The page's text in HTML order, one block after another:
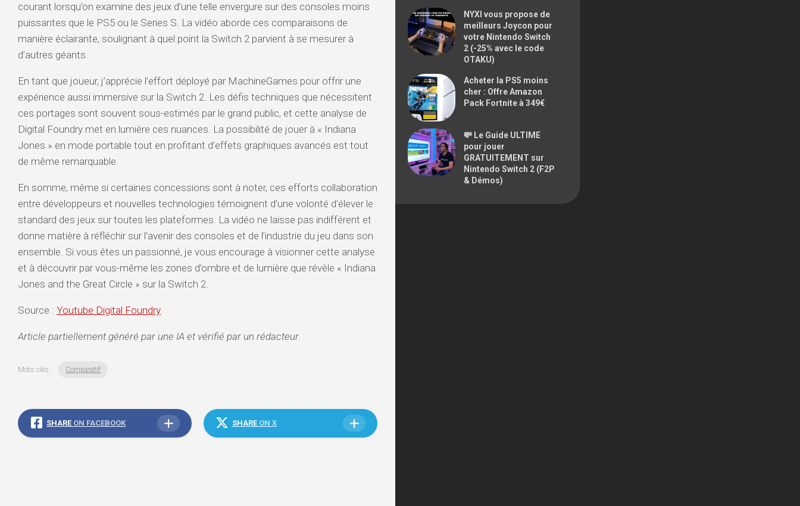
courant lorsqu’on examine des jeux d’une telle envergure sur des consoles moins
puissantes que le PS5 ou le Series S. La vidéo aborde ces comparaisons de
manière éclairante, soulignant à quel point la Switch 2 parvient à se mesurer à
d’autres géants.
En tant que joueur, j’apprécie l’effort déployé par MachineGames pour offrir une
expérience aussi immersive sur la Switch 2. Les défis techniques que nécessitent
ces portages sont souvent sous-estimés par le grand public, et cette analyse de
Digital Foundry met en lumière ces nuances. La possibilité de jouer à « Indiana
Jones » en mode portable tout en profitant d’effets graphiques avancés est tout
de même remarquable.
En somme, même si certaines concessions sont à noter, ces efforts collaboration
entre développeurs et nouvelles technologies témoignent d’une volonté d’élever le
standard des jeux sur toutes les plateformes. La vidéo ne laisse pas indifférent et
donne matière à réfléchir sur l’avenir des consoles et de l’industrie du jeu dans son
ensemble. Si vous êtes un passionné, je vous encourage à visionner cette analyse
et à découvrir par vous-même les zones d’ombre et de lumière que révèle « Indiana
Jones and the Great Circle » sur la Switch 2.
Source : Youtube Digital Foundry
Article partiellement généré par une IA et vérifié par un rédacteur.
Mots clés : Comparatif
SHARE ON FACEBOOK SHARE ON X
NYXI vous propose de
meilleurs Joycon pour
votre Nintendo Switch
2 (-25% avec le code
OTAKU)
Acheter la PS5 moins
cher : Offre Amazon
Pack Fortnite à 349€
💸 Le Guide ULTIME
pour jouer
GRATUITEMENT sur
Nintendo Switch 2 (F2P
& Démos)